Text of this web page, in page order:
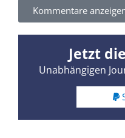
Kommentare
Jetzt
Unabhängigen